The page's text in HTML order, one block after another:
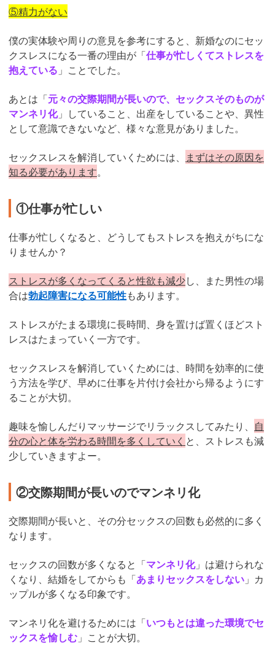
⑤精力がない
僕の実体験や周りの意見を参考にすると、新婚なのにセッ
クスレスになる一番の理由が「仕事が忙しくてストレスを
抱えている 」ことでした。
あとは「元々の交際期間が長いので、セックスそのものが
マンネリ化」していること、出産をしていることや、異性
として意識できないなど、様々な意見がありました。
セックスレスを解消していくためには、
まずはその原因を
知る必要があります。
①仕事が忙しい
仕事が忙しくなると、どうしてもストレスを抱えがちにな
りませんか？
ストレスが多くなってくると性欲も減少し、また男性の場
合は勃起障害になる可能性もあります。
ストレスがたまる環境に長時間、身を置けば置くほどスト
レスはたまっていく一方です。
セックスレスを解消していくためには、時間を効率的に使
う方法を学び、早めに仕事を片付け会社から帰るようにす
ることが大切。
趣味を愉しんだりマッサージでリラックスしてみたり、 自
分の心と体を労わる時間を多くしていく と、ストレスも減
少していきますよー。
②交際期間が長いのでマンネリ化
交際期間が長いと、その分セックスの回数も必然的に多く
なります。
セックスの回数が多くなると「マンネリ化」は避けられな
くなり、結婚をしてからも「あまりセックスをしない 」カ
ップルが多くなる印象です。
マンネリ化を避けるためには「いつもとは違った環境でセ
ックスを愉しむ 」ことが大切。